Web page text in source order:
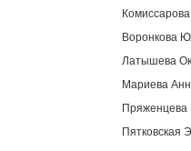
Воронкова
Латышева
Мариева
Пряженцева
Пятковская